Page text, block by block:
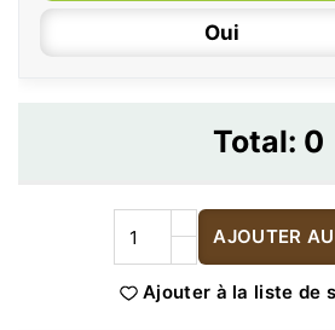
Oui
Total: 0
AJOUTER
Ajouter à la liste de